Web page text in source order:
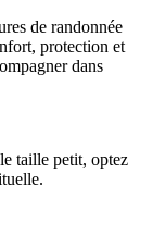
de randonnée
protection et
dans
taille petit, optez